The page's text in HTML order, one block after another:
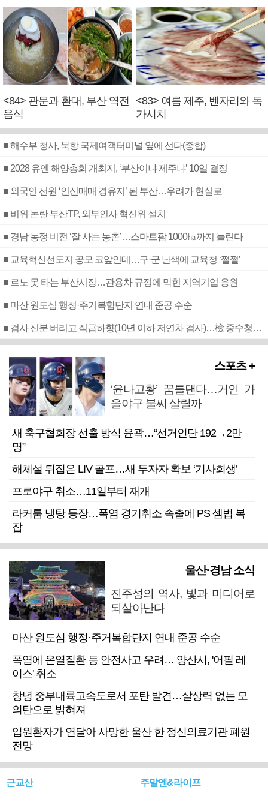
<84> 관문과 환대, 부산 역전
음식
<83> 여름 제주, 벤자리와 독
가시치
■ 해수부 청사, 북항 국제여객터미널 옆에 선다(종합)
■ 2028 유엔 해양총회 개최지, ‘부산이냐 제주냐’ 10일 결정
■ 외국인 선원 ‘인신매매 경유지’ 된 부산…우려가 현실로
■ 비위 논란 부산TP, 외부인사 혁신위 설치
■ 경남 농정 비전 ‘잘 사는 농촌’…스마트팜 1000㏊까지 늘린다
■ 교육혁신선도지 공모 코앞인데…구·군 난색에 교육청 ‘쩔쩔’
■ 르노 못 타는 부산시장…관용차 규정에 막힌 지역기업 응원
■ 마산 원도심 행정·주거복합단지 연내 준공 수순
■ 검사 신분 버리고 직급하향(10년 이하 저연차 검사)…檢 중수청행 기피
스포츠 +
‘윤나고황’ 꿈틀댄다…거인 가
을야구 불씨 살릴까
새 축구협회장 선출 방식 윤곽…“선거인단 192→2만
명”
해체설 뒤집은 LIV 골프…새 투자자 확보 ‘기사회생’
프로야구 취소…11일부터 재개
라커룸 냉탕 등장…폭염 경기취소 속출에 PS 셈법 복
잡
울산·경남 소식
진주성의 역사, 빛과 미디어로
되살아난다
마산 원도심 행정·주거복합단지 연내 준공 수순
폭염에 온열질환 등 안전사고 우려… 양산시, '어필 레
이스' 취소
창녕 중부내륙고속도로서 포탄 발견…살상력 없는 모
의탄으로 밝혀져
입원환자가 연달아 사망한 울산 한 정신의료기관 폐원
전망
근교산 주말엔&라이프